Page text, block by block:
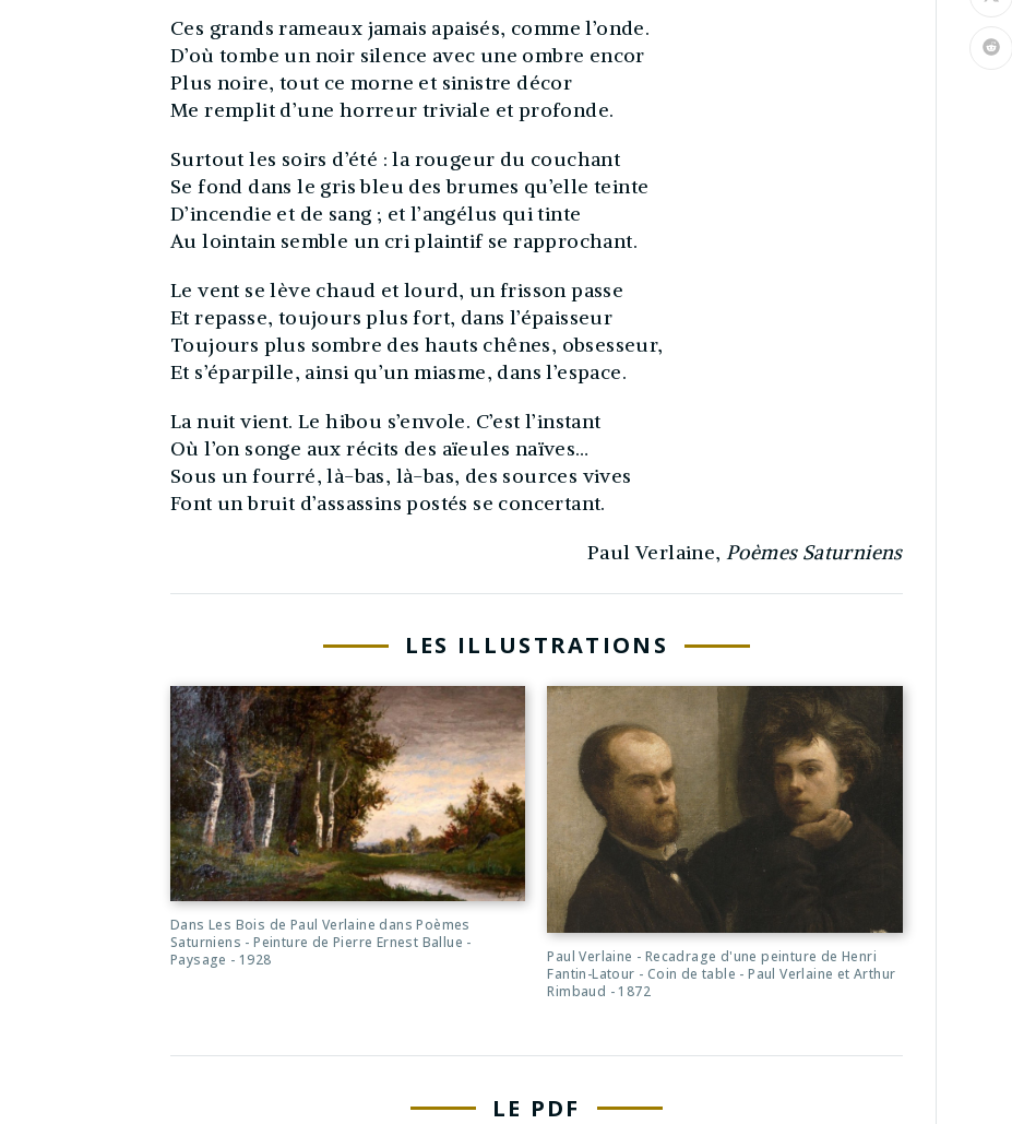
Ces grands rameaux jamais apaisés, comme l’onde.
D’où tombe un noir silence avec une ombre encor
Plus noire, tout ce morne et sinistre décor
Me remplit d’une horreur triviale et profonde.
Surtout les soirs d’été : la rougeur du couchant
Se fond dans le gris bleu des brumes qu’elle teinte
D’incendie et de sang ; et l’angélus qui tinte
Au lointain semble un cri plaintif se rapprochant.
Le vent se lève chaud et lourd, un frisson passe
Et repasse, toujours plus fort, dans l’épaisseur
Toujours plus sombre des hauts chênes, obsesseur,
Et s’éparpille, ainsi qu’un miasme, dans l’espace.
La nuit vient. Le hibou s’envole. C’est l’instant
Où l’on songe aux récits des aïeules naïves…
Sous un fourré, là-bas, là-bas, des sources vives
Font un bruit d’assassins postés se concertant.
Paul Verlaine, Poèmes Saturniens
LES ILLUSTRATIONS
Dans Les Bois de Paul Verlaine dans Poèmes
Saturniens - Peinture de Pierre Ernest Ballue -
Paysage - 1928
Paul Verlaine - Recadrage d'une peinture de Henri
Fantin-Latour - Coin de table - Paul Verlaine et Arthur
Rimbaud - 1872
LE PDF